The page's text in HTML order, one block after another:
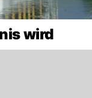
wird